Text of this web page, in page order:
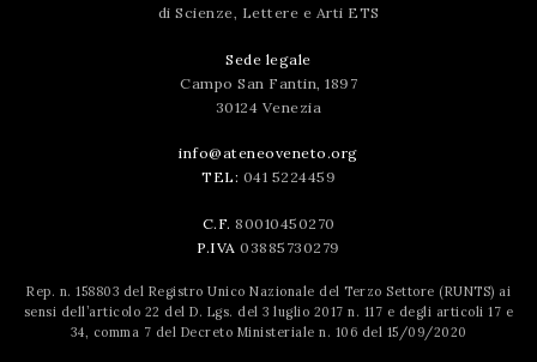
di Scienze, Lettere e Arti ETS
Sede legale
Campo San Fantin, 1897
30124 Venezia
info@ateneoveneto.org
TEL: 041 5224459
C.F. 80010450270
P.IVA 03885730279
Rep. n. 158803 del Registro Unico Nazionale del Terzo Settore (RUNTS) ai
sensi dell’articolo 22 del D. Lgs. del 3 luglio 2017 n. 117 e degli articoli 17 e
34, comma 7 del Decreto Ministeriale n. 106 del 15/09/2020